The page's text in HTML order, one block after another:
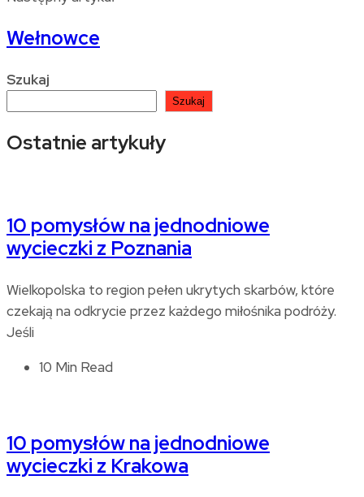
Wełnowce
Szukaj
Szukaj
Ostatnie artykuły
10 pomysłów na jednodniowe
wycieczki z Poznania
Wielkopolska to region pełen ukrytych skarbów, które
czekają na odkrycie przez każdego miłośnika podróży.
Jeśli
10 Min Read
10 pomysłów na jednodniowe
wycieczki z Krakowa